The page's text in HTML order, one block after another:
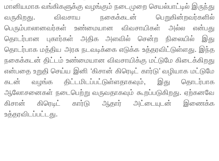
மானியமாக வங்கிகளுக்கு வழங்கும் நடைமுறை செயல்பாட்டில் இருந்து
வருகிறது. விவசாய நகைக்கடன் பெறுகின்றவர்களில்
பெரும்பாலானவர்கள் உண்மையான விவசாயிகள் அல்ல என்பது
தொடர்பான புகார்கள் அதிக அளவில் சென்ற நிலையில் இது
தொடர்பாக மத்திய அரசு நடவடிக்கை எடுக்க உத்தரவிட்டுள்ளது. இந்த
நகைக்கடன் திட்டம் உண்மையான விவசாயிக்கு மட்டுமே கிடைக்கிறது
என்பதை உறுதி செய்ய இனி ‘கிசான் கிரெடிட் கார்டு’ வழியாக மட்டுமே
கடன் வழங்க திட்டமிடப்பட்டுள்ளதாகவும், இது தொடர்பாக
ஆலோசனைகள் நடைபெற்று வருவதாகவும் கூறப்படுகிறது. ஏற்கனவே
கிசான் கிரெடிட் கார்டு ஆதார் அட்டையுடன் இணைக்க
உத்தரவிடப்பட்டது.